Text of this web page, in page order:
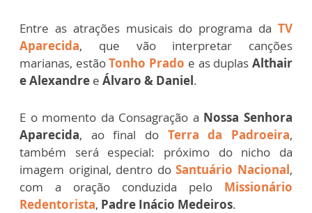
Entre as atrações musicais do programa da TV
Aparecida, que vão interpretar canções
marianas, estãoTonho Prado e as duplasAlthair
e Alexandre e Álvaro & Daniel.
E o momento da Consagração a Nossa Senhora
Aparecida, ao final do Terra da Padroeira,
também será especial: próximo do nicho da
imagem original, dentro doSantuário Nacional,
com a oração conduzida pelo Missionário
Redentorista, Padre Inácio Medeiros.